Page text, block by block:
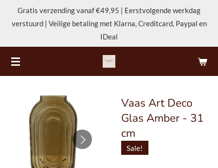
direct
hoofdinhoud
Gratis verzending vanaf €49,95 | Eerstvolgende werkdag
verstuurd | Veilige betaling met Klarna, Creditcard, Paypal en
IDeal
Vaas Art Deco
Glas Amber - 31
cm
Sale!